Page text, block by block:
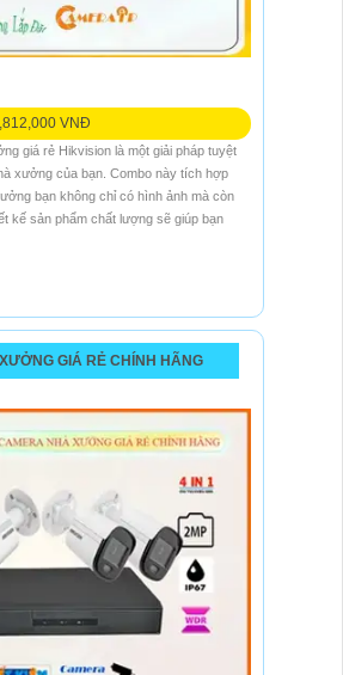
VNĐ
giá rẻ Hikvision là một giải pháp tuyệt
xưởng của bạn. Combo này tích hợp
bạn không chỉ có hình ảnh mà còn
kế sản phẩm chất lượng sẽ giúp bạn
GIÁ RẺ CHÍNH HÃNG